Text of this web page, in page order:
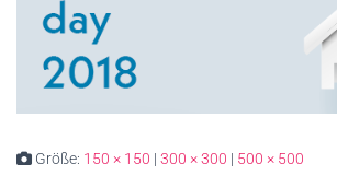
Größe: 150 × 150 | 300 × 300 | 500 × 500